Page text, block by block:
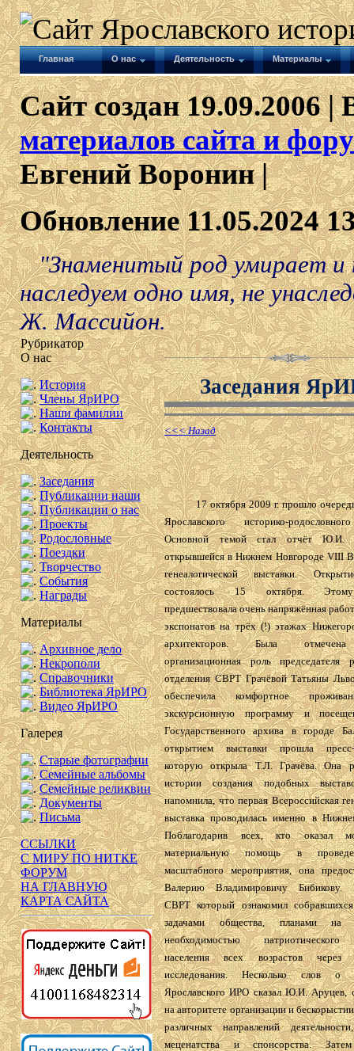
Главная О нас Деятельность Материалы
Сайт создан 19.09.2006 |
материалов сайта и
Евгений Воронин |
Обновление 11.05.2024
"Знаменитый род умирает и
наследуем одно имя, не
Ж. Массийон.
Рубрикатор
О нас
История
Члены ЯрИРО
Наши фамилии
Контакты
Деятельность
Заседания
Публикации наши
Публикации о нас
Проекты
Родословные
Поездки
Творчество
События
Награды
Материалы
Архивное дело
Некрополи
Справочники
Библиотека ЯрИРО
Видео ЯрИРО
Галерея
Старые фотографии
Семейные альбомы
Семейные реликвии
Документы
Письма
ССЫЛКИ
С МИРУ ПО НИТКЕ
ФОРУМ
НА ГЛАВНУЮ
КАРТА САЙТА
Заседания
<<< Назад
17 октября 2009 г. прошло
Ярославского историко-
Основной темой стал отчёт Ю.И.
открывшейся в Нижнем Новгороде VIII
генеалогической выставки.
состоялось 15 октября.
предшествовала очень напряжённая
экспонатов на трёх (!) этажах
архитекторов. Была
организационная роль председателя
отделения СВРТ Грачёвой Татьяны
обеспечила комфортное
экскурсионную программу и
Государственного архива в городе
открытием выставки прошла пресс-
которую открыла Т.Л. Грачёва. Она
истории создания подобных
напомнила, что первая Всероссийская
выставка проводилась именно в
Поблагодарив всех, кто оказал
материальную помощь в
масштабного мероприятия, она
Валерию Владимировичу Бибикову.
СВРТ который ознакомил
задачами общества, планами
необходимостью патриотического
населения всех возрастов через
исследования. Несколько слов о
Ярославского ИРО сказал Ю.И. Аруцев,
на авторитете организации и
различных направлений
меценатства и спонсорства. Затем